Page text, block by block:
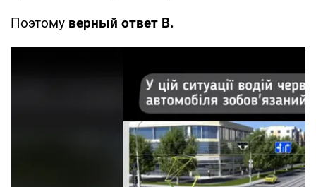
Поэтому верный ответ В.